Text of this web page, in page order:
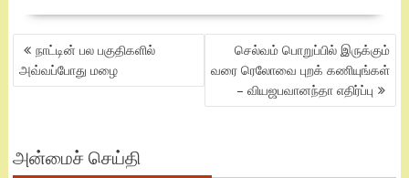
POST
NAVIGATION
நாட்டின் பல பகுதிகளில்
அவ்வப்போது மழை
செல்வம் பொறுப்பில் இருக்கும்
வரை ரெலோவை புறக் கணியுங்கள்
– வியஜபவானந்தா எதிர்ப்பு
அன்மைச் செய்தி